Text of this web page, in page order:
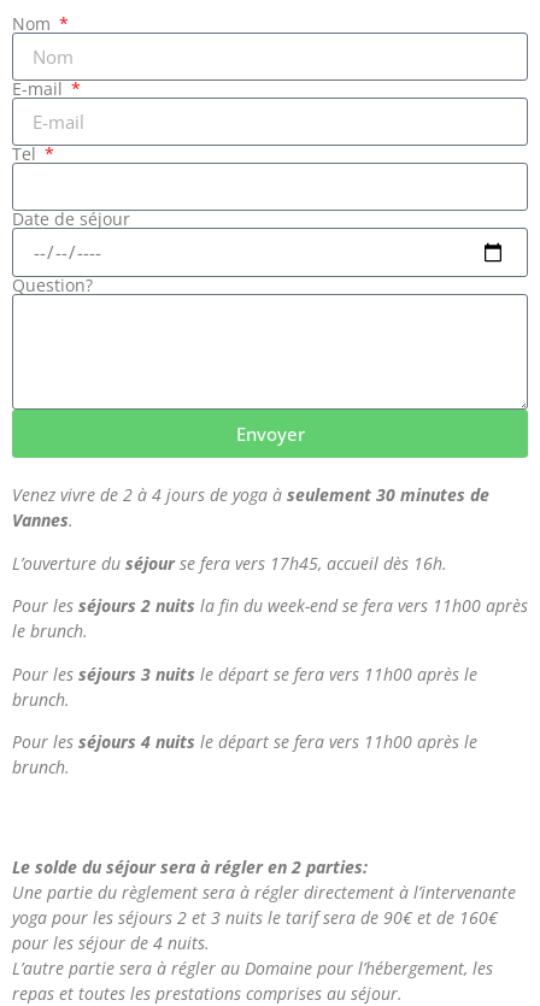
Nom
E-mail
Tel
Date de séjour
Question?
Envoyer
Venez vivre de 2 à 4 jours de yoga à seulement 30 minutes de
Vannes.
L’ouverture du séjourse fera vers 17h45, accueil dès 16h.
Pour les séjours 2 nuits la fin du week-end se fera vers 11h00 après
le brunch.
Pour les séjours 3 nuits le départ se fera vers 11h00 après le
brunch.
Pour les séjours 4 nuits le départ se fera vers 11h00 après le
brunch.
Le solde du séjour sera à régler en 2 parties:
Une partie du règlement sera à régler directement à l’intervenante
yoga pour les séjours 2 et 3 nuits le tarif sera de 90€ et de 160€
pour les séjour de 4 nuits.
L’autre partie sera à régler au Domaine pour l’hébergement, les
repas et toutes les prestations comprises au séjour.